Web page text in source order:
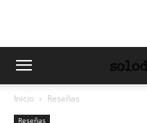
Inicio Reseñas
Reseñas